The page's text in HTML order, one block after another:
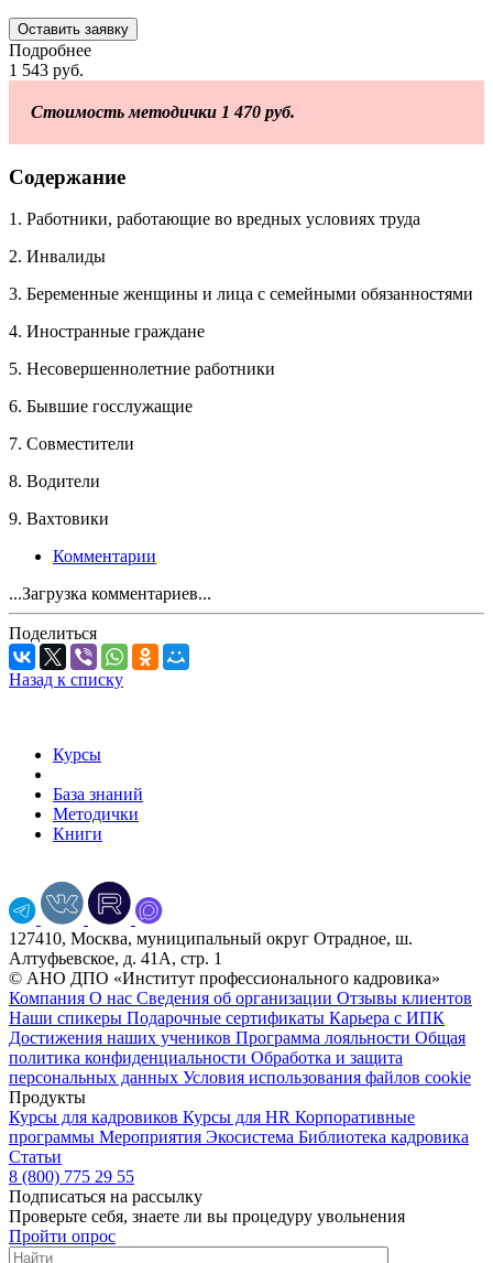
Оставить заявку
Подробнее
1 543 руб.
Стоимость методички 1 470 руб.
Содержание
1. Работники, работающие во вредных условиях труда
2. Инвалиды
3. Беременные женщины и лица с семейными обязанностями
4. Иностранные граждане
5. Несовершеннолетние работники
6. Бывшие госслужащие
7. Совместители
8. Водители
9. Вахтовики
Комментарии
...Загрузка комментариев...
Поделиться
Назад к списку
Курсы
База знаний
Методички
Книги
127410, Москва, муниципальный округ Отрадное, ш.
Алтуфьевское, д. 41А, стр. 1
© АНО ДПО «Институт профессионального кадровика»
Компания О нас Сведения об организации Отзывы клиентов
Наши спикеры Подарочные сертификаты Карьера с ИПК
Достижения наших учеников Программа лояльности Общая
политика конфиденциальности Обработка и защита
персональных данных Условия использования файлов cookie
Продукты
Курсы для кадровиков Курсы для HR Корпоративные
программы Мероприятия Экосистема Библиотека кадровика
Статьи
8 (800) 775 29 55
Подписаться на рассылку
Проверьте себя, знаете ли вы процедуру увольнения
Пройти опрос